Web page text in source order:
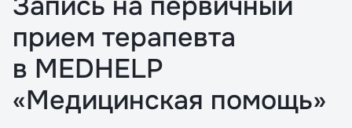
прием терапевта
в MEDHELP
«Медицинская помощь»